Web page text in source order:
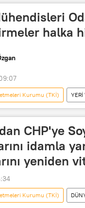
halka
Kurumu (TKİ) YERİ
Güçlü Özgan Maden
CHP'ye
idamla
yeniden
Kurumu (TKİ)